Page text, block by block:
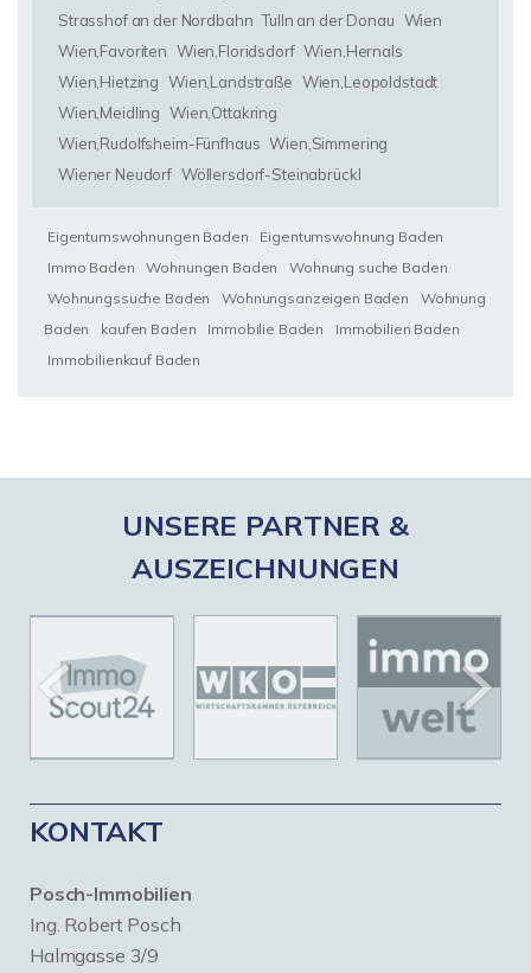
Strasshof an der Nordbahn Tulln an der Donau Wien
Wien,Favoriten Wien,Floridsdorf Wien,Hernals
Wien,Hietzing Wien,Landstraße Wien,Leopoldstadt
Wien,Meidling Wien,Ottakring
Wien,Rudolfsheim-Fünfhaus Wien,Simmering
Wiener Neudorf Wöllersdorf-Steinabrückl
Eigentumswohnungen Baden
Eigentumswohnung Baden
Immo Baden
Wohnungen Baden
Wohnung suche Baden
Wohnungssuche Baden
Wohnungsanzeigen Baden
Wohnung
Baden
kaufen Baden Immobilie Baden
Immobilien Baden
Immobilienkauf Baden
UNSERE PARTNER &
AUSZEICHNUNGEN
KONTAKT
Posch-Immobilien
Ing. Robert Posch
Halmgasse 3/9